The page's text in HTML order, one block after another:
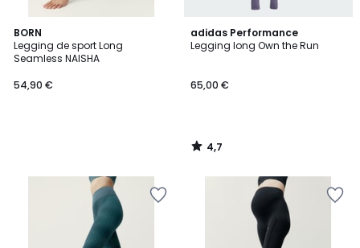
BORN
Legging de sport Long
Seamless NAISHA
54,90 €
adidas Performance
Legging long Own the Run
65,00 €
4,7
/ 5
4,7
/